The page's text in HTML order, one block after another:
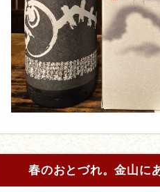
春のおとづれ。金山に